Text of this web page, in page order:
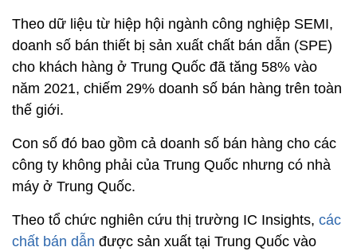
Theo dữ liệu từ hiệp hội ngành công nghiệp SEMI,
doanh số bán thiết bị sản xuất chất bán dẫn (SPE)
cho khách hàng ở Trung Quốc đã tăng 58% vào
năm 2021, chiếm 29% doanh số bán hàng trên toàn
thế giới.
Con số đó bao gồm cả doanh số bán hàng cho các
công ty không phải của Trung Quốc nhưng có nhà
máy ở Trung Quốc.
Theo tổ chức nghiên cứu thị trường IC Insights, các
chất bán dẫn được sản xuất tại Trung Quốc vào